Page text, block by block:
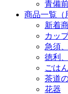
青備
商品一覧（
新着
カッ
急須
徳利
ごは
茶道
花器